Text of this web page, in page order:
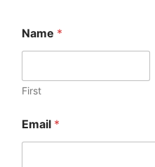
Name *
First
a
m
Email *